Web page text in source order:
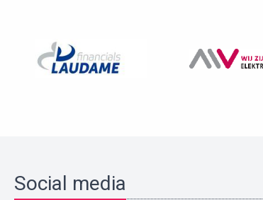
Social media